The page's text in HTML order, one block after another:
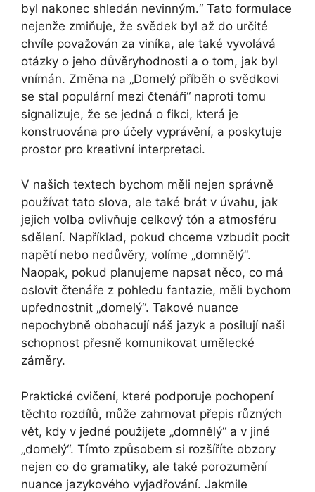
byl nakonec shledán nevinným.“ Tato formulace
nejenže zmiňuje, že svědek byl až do určité
chvíle považován za viníka, ale také vyvolává
otázky o jeho důvěryhodnosti a o tom, jak byl
vnímán. Změna na „Domelý příběh o svědkovi
se stal populární mezi čtenáři“ naproti tomu
signalizuje, že se jedná o fikci, která je
konstruována pro účely vyprávění, a poskytuje
prostor pro kreativní interpretaci.
V našich textech bychom měli nejen správně
používat tato slova, ale také brát v úvahu, jak
jejich volba ovlivňuje celkový tón a atmosféru
sdělení. Například, pokud chceme vzbudit pocit
napětí nebo nedůvěry, volíme „domnělý“.
Naopak, pokud planujeme napsat něco, co má
oslovit čtenáře z pohledu fantazie, měli bychom
upřednostnit „domelý“. Takové nuance
nepochybně obohacují náš jazyk a posilují naši
schopnost přesně komunikovat umělecké
záměry.
Praktické cvičení, které podporuje pochopení
těchto rozdílů, může zahrnovat přepis různých
vět, kdy v jedné použijete „domnělý“ a v jiné
„domelý“. Tímto způsobem si rozšíříte obzory
nejen co do gramatiky, ale také porozumění
nuance jazykového vyjadřování. Jakmile